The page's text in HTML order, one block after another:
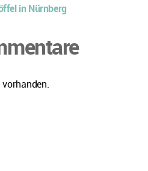
in Nürnberg